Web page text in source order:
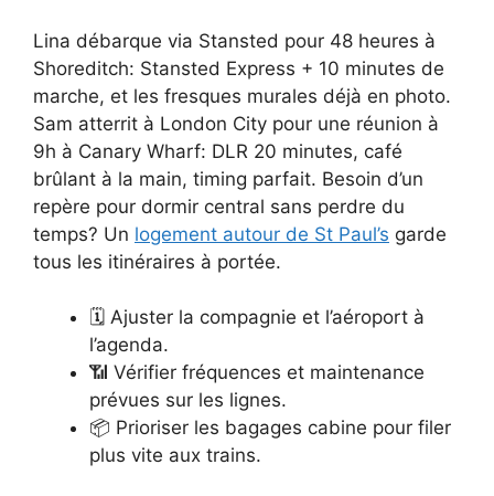
Lina débarque via Stansted pour 48 heures à
Shoreditch: Stansted Express + 10 minutes de
marche, et les fresques murales déjà en photo.
Sam atterrit à London City pour une réunion à
9h à Canary Wharf: DLR 20 minutes, café
brûlant à la main, timing parfait. Besoin d’un
repère pour dormir central sans perdre du
temps? Un logement autour de St Paul’s garde
tous les itinéraires à portée.
🗓️ Ajuster la compagnie et l’aéroport à
l’agenda.
📶 Vérifier fréquences et maintenance
prévues sur les lignes.
📦 Prioriser les bagages cabine pour filer
plus vite aux trains.